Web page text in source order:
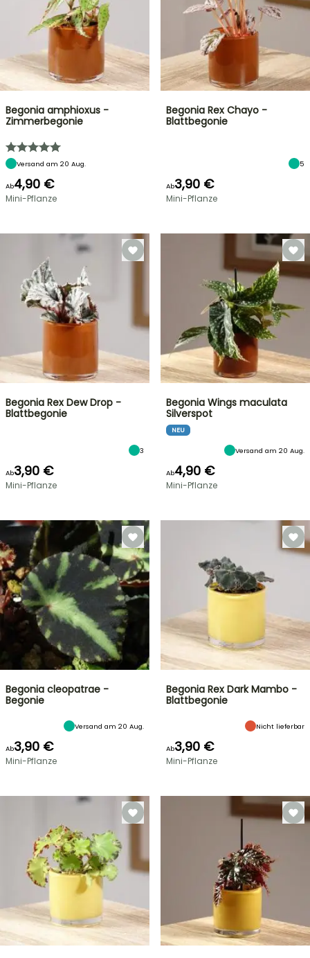
Begonia amphioxus -
Zimmerbegonie
Versand am 20 Aug.
Ab4,90 €
Mini-Pflanze
Begonia Rex Chayo -
Blattbegonie
5
Ab3,90 €
Mini-Pflanze
Begonia Rex Dew Drop -
Blattbegonie
3
Ab3,90 €
Mini-Pflanze
Begonia Wings maculata
Silverspot
NEU
Versand am 20 Aug.
Ab4,90 €
Mini-Pflanze
Begonia cleopatrae -
Begonie
Versand am 20 Aug.
Ab3,90 €
Mini-Pflanze
Begonia Rex Dark Mambo -
Blattbegonie
Nicht lieferbar
Ab3,90 €
Mini-Pflanze